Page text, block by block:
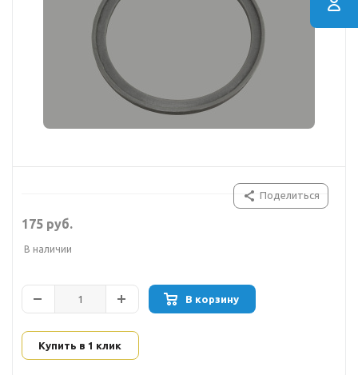
Поделиться
175 руб.
В наличии
В корзину
Купить в 1 клик